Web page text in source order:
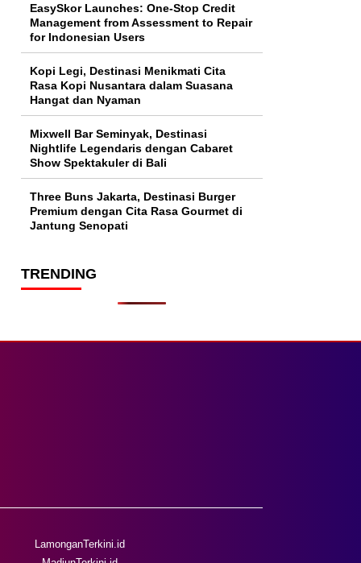
EasySkor Launches: One-Stop Credit
Management from Assessment to Repair
for Indonesian Users
Kopi Legi, Destinasi Menikmati Cita
Rasa Kopi Nusantara dalam Suasana
Hangat dan Nyaman
Mixwell Bar Seminyak, Destinasi
Nightlife Legendaris dengan Cabaret
Show Spektakuler di Bali
Three Buns Jakarta, Destinasi Burger
Premium dengan Cita Rasa Gourmet di
Jantung Senopati
TRENDING
LamonganTerkini.id